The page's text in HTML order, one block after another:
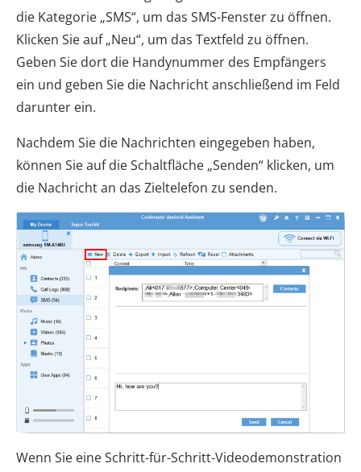
die Kategorie „SMS“, um das SMS-Fenster zu öffnen.
Klicken Sie auf „Neu“, um das Textfeld zu öffnen.
Geben Sie dort die Handynummer des Empfängers
ein und geben Sie die Nachricht anschließend im Feld
darunter ein.
Nachdem Sie die Nachrichten eingegeben haben,
können Sie auf die Schaltfläche „Senden“ klicken, um
die Nachricht an das Zieltelefon zu senden.
Wenn Sie eine Schritt-für-Schritt-Videodemonstration